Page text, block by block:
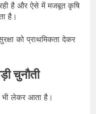
रही है और ऐसे में मजबूत कृषि
है।
को प्राथमिकता देकर
चुनौती
भी लेकर आता है।